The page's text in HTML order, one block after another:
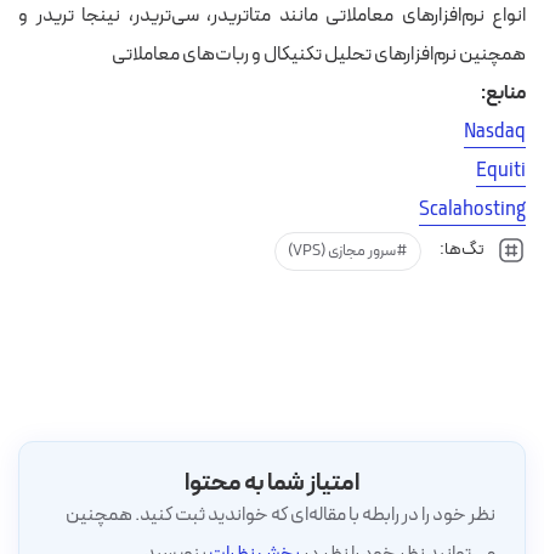
انواع نرم‌افزارهای معاملاتی مانند متاتریدر، سی‌تریدر، نینجا تریدر و
همچنین نرم‌افزارهای تحلیل تکنیکال و ربات‌های معاملاتی
منابع:
Nasdaq
Equiti
Scalahosting
تگ‌ها: سرور مجازی (VPS)
امتیاز شما به محتوا
نظر خود را در رابطه با مقاله‌ای که خواندید ثبت کنید. همچنین